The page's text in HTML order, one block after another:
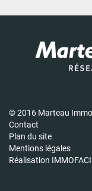
© 2016 Marteau
Contact
Plan du site
Mentions légales
Réalisation